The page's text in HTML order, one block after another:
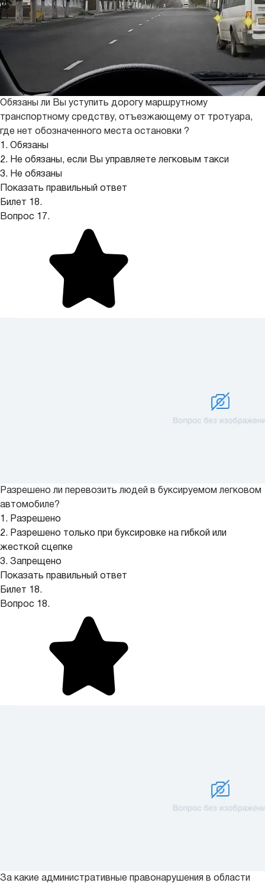
Обязаны ли Вы уступить дорогу маршрутному
транспортному средству, отъезжающему от тротуара,
где нет обозначенного места остановки ?
1. Обязаны
2. Не обязаны, если Вы управляете легковым такси
3. Не обязаны
Показать правильный ответ
Билет 18.
Вопрос 17.
Разрешено ли перевозить людей в буксируемом легковом
автомобиле?
1. Разрешено
2. Разрешено только при буксировке на гибкой или
жесткой сцепке
3. Запрещено
Показать правильный ответ
Билет 18.
Вопрос 18.
За какие административные правонарушения в области